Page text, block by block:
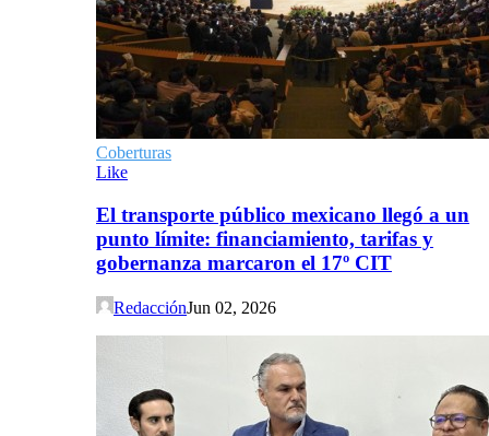
Coberturas
Like
El transporte público mexicano llegó a un
punto límite: financiamiento, tarifas y
gobernanza marcaron el 17º CIT
RedacciónJun 02, 2026